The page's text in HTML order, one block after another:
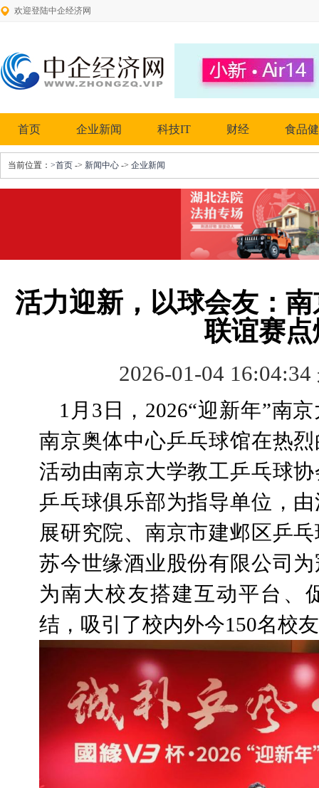
欢迎登陆中企经济网
首页 企业新闻 科技IT 财经 食品
当前位置： >首页 -> 新闻中心 -> 企业新闻
活力迎新，以球会友：
联谊赛
2026-01-04
1月3日，2026“迎新年”南
南京奥体中心乒乓球馆在热
活动由南京大学教工乒乓球
乒乓球俱乐部为指导单位，
展研究院、南京市建邺区乒
苏今世缘酒业股份有限公司
为南大校友搭建互动平台、
结，吸引了校内外今150名校